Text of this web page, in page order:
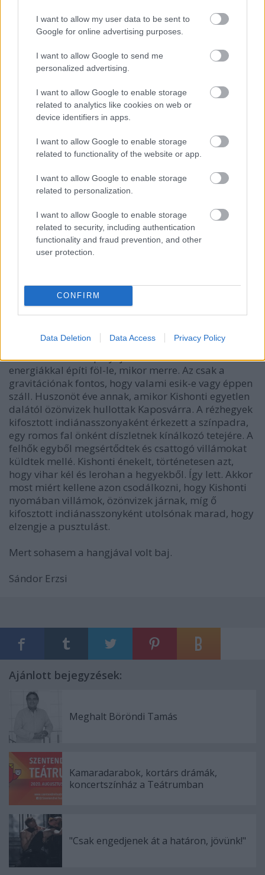
I want to allow my user data to be sent to
Google for online advertising purposes.
I want to allow Google to send me
personalized advertising.
I want to allow Google to enable storage
related to analytics like cookies on web or
device identifiers in apps.
I want to allow Google to enable storage
related to functionality of the website or app.
I want to allow Google to enable storage
related to personalization.
I want to allow Google to enable storage
related to security, including authentication
functionality and fraud prevention, and other
user protection.
CONFIRM
Data Deletion Data Access Privacy Policy
történeteit, a hangjában lakó nemzetközi
megasztárokat. Kishontinál a show-business
össze-csikorított vigyorgást ver vissza. Nála Elzi
Cselsziben nem a gintől, hanem a gégeráktól
szétmart torokból suttogja: a csókot, a dalt meg nem
bántam én. Utána kis tánc.
Kishonti és a közönsége köszönőviszonyban van
egymással, Elzivel, Piaffal, Streisanddal, Minnellivel
és a többi boszorkánnyal, akik nélkül Kishonti már
az utcára sem tudna kimenni. Egyszemélyessé
szűkült színházában Oscar-díjnál lejjebb nem
szerződtetett színészt. Akinek nem jutott díj mégsem,
öngyilkossággal tudhat elszámolni. Kishonti ízlése
tévedhetetlen, és a démonai is azok. Akik hétköznapi
természetességgel mozognak az életben, szólnak
hozzá, ő beszélget velük. Élők vagy holtak, személyes
gratulációra az öltözőjében. Mert a Kishontinak
akkor is van öltözője és öltöztetőnője, ha nincsen
éppen színháza. A megszokások rabja, és
megszokta, hogy ő a Kishonti.
A természet alatti pályáját természetfölötti
energiákkal építi föl-le, mikor merre. Az csak a
gravitációnak fontos, hogy valami esik-e vagy éppen
száll. Huszonöt éve annak, amikor Kishonti egyetlen
dalától özönvizek hullottak Kaposvárra. A rézhegyek
kifosztott indiánasszonyaként érkezett a színpadra,
egy romos fal önként díszletnek kínálkozó tetejére. A
felhők egyből megsértődtek és csattogó villámokat
küldtek mellé. Kishonti énekelt, történetesen azt,
hogy vihar kél és lerohan a hegyekből. Így lett. Akkor
most miért kellene azon csodálkozni, hogy Kishonti
nyomában villámok, özönvizek járnak, míg ő
kifosztott indiánasszonyként utolsónak marad, hogy
elzengje a pusztulást.
Mert sohasem a hangjával volt baj.
Sándor Erzsi
Ajánlott bejegyzések:
Meghalt Böröndi Tamás
Kamaradarabok, kortárs drámák,
koncertszínház a Teátrumban
"Csak engedjenek át a határon, jövünk!"